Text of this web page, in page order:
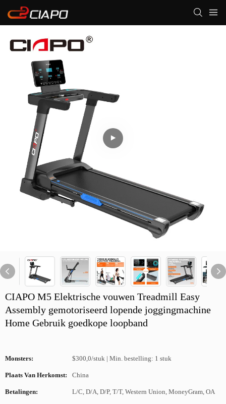
CIAPO M5 Elektrische vouwen Treadmill Easy
Assembly gemotoriseerd lopende joggingmachine
Home Gebruik goedkope loopband
Monsters: $300,0/stuk | Min. bestelling: 1 stuk
Plaats Van Herkomst: China
Betalingen: L/C, D/A, D/P, T/T, Western Union, MoneyGram, OA